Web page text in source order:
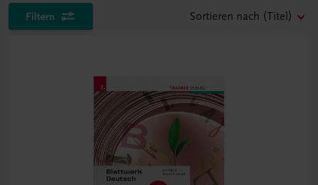
Filtern Sortieren nach (Titel)